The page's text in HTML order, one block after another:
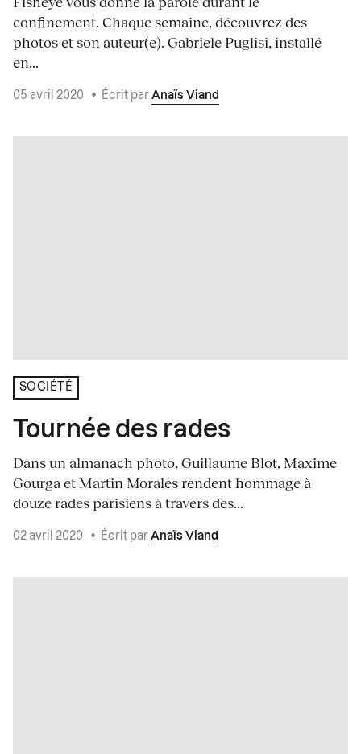
confinement. Chaque semaine, découvrez des
photos et son auteur(e). Gabriele Puglisi, installé
en...
05 avril 2020 • Écrit par Anaïs Viand
SOCIÉTÉ
Tournée des rades
Dans un almanach photo, Guillaume Blot, Maxime
Gourga et Martin Morales rendent hommage à
douze rades parisiens à travers des...
02 avril 2020 • Écrit par Anaïs Viand